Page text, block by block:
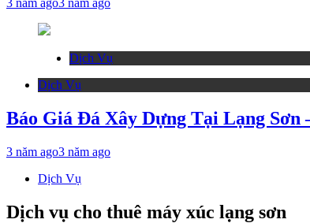
3 năm ago3 năm ago
Dịch Vụ
Dịch Vụ
Báo Giá Đá Xây Dựng Tại Lạng Sơn
3 năm ago3 năm ago
Dịch Vụ
Dịch vụ cho thuê máy xúc lạng sơn